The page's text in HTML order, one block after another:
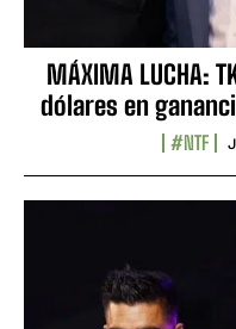
MÁXIMA LUCHA:
dólares en
#NTF